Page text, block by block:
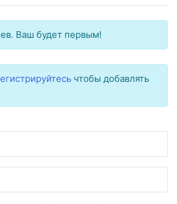
Ваш будет первым!
чтобы добавлять